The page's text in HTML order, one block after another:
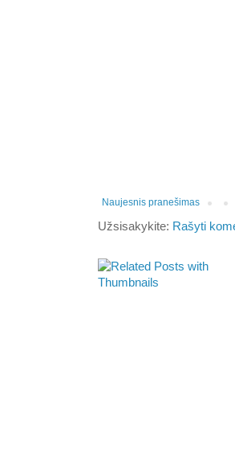
Naujesnis pranešimas
Užsisakykite: Rašyti